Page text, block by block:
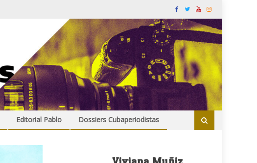
Editorial Pablo Dossiers Cubaperiodistas